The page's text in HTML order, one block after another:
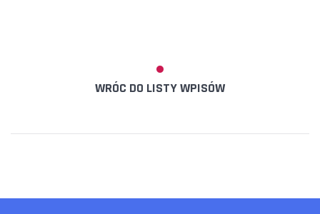
WRÓC DO LISTY WPISÓW